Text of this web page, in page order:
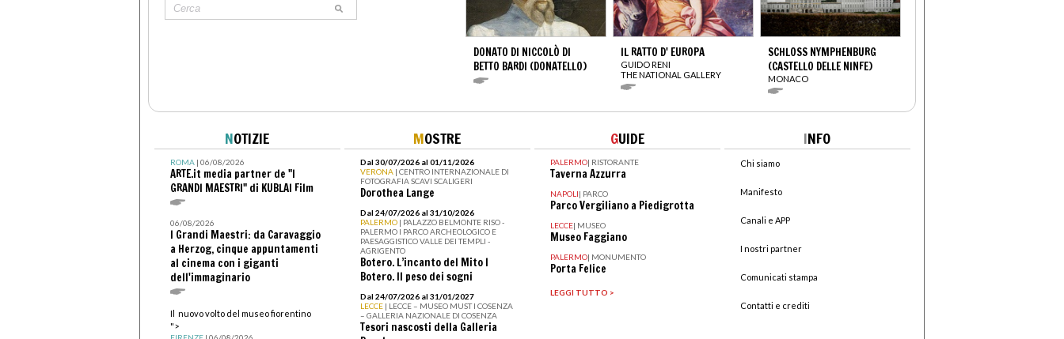
DONATO DI NICCOLÒ DI
BETTO BARDI (DONATELLO)
IL RATTO D' EUROPA
GUIDO RENI
THE NATIONAL GALLERY
SCHLOSS NYMPHENBURG
(CASTELLO DELLE NINFE)
MONACO
NOTIZIE
ROMA| 06/08/2026
ARTE.it media partner de "I
GRANDI MAESTRI" di KUBLAI Film
06/08/2026
I Grandi Maestri: da Caravaggio
a Herzog, cinque appuntamenti
al cinema con i giganti
dell'immaginario
Il nuovo volto del museo fiorentino
">
MOSTRE
Dal 30/07/2026 al 01/11/2026
VERONA | CENTRO INTERNAZIONALE DI
FOTOGRAFIA SCAVI SCALIGERI
Dorothea Lange
Dal 24/07/2026 al 31/10/2026
PALERMO | PALAZZO BELMONTE RISO -
PALERMO I PARCO ARCHEOLOGICO E
PAESAGGISTICO VALLE DEI TEMPLI -
AGRIGENTO
Botero. L’incanto del Mito I
Botero. Il peso dei sogni
Dal 24/07/2026 al 31/01/2027
LECCE | LECCE – MUSEO MUST I COSENZA
– GALLERIA NAZIONALE DI COSENZA
Tesori nascosti della Galleria
GUIDE
PALERMO| RISTORANTE
Taverna Azzurra
NAPOLI| PARCO
Parco Vergiliano a Piedigrotta
LECCE| MUSEO
Museo Faggiano
PALERMO| MONUMENTO
Porta Felice
LEGGI TUTTO >
INFO
Chi siamo
Manifesto
Canali e APP
I nostri partner
Comunicati stampa
Contatti e crediti